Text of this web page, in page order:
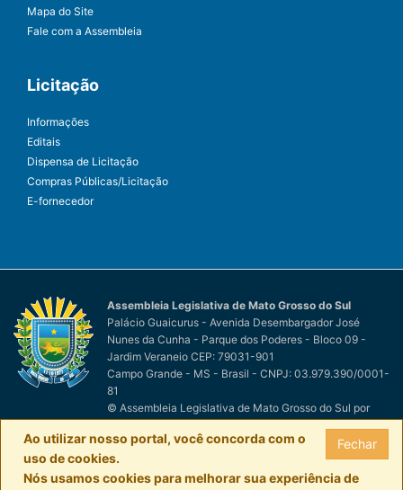
Mapa do Site
Fale com a Assembleia
Licitação
Informações
Editais
Dispensa de Licitação
Compras Públicas/Licitação
E-fornecedor
Assembleia Legislativa de Mato Grosso do Sul
Palácio Guaicurus - Avenida Desembargador José
Nunes da Cunha - Parque dos Poderes - Bloco 09 -
Jardim Veraneio CEP: 79031-901
Campo Grande - MS - Brasil - CNPJ: 03.979.390/0001-
81
© Assembleia Legislativa de Mato Grosso do Sul por
Fechar
Ao utilizar nosso portal, você concorda com o
uso de cookies.
Nós usamos cookies para melhorar sua experiência de